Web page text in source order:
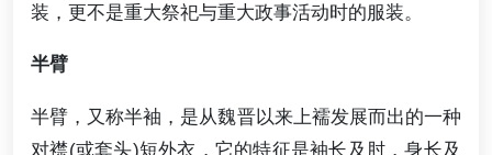
装，更不是重大祭祀与重大政事活动时的服装。
半臂
半臂，又称半袖，是从魏晋以来上襦发展而出的一种
对襟(或套头)短外衣，它的特征是袖长及肘，身长及